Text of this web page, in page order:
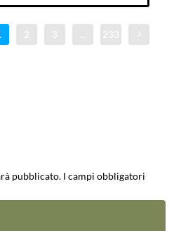
2 3 ... 233
pubblicato. I campi obbligatori